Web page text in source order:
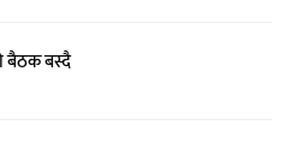
बैठक बस्दै